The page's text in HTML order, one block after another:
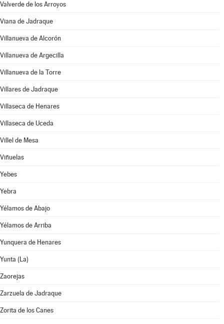
Valverde de los Arroyos
Viana de Jadraque
Villanueva de Alcorón
Villanueva de Argecilla
Villanueva de la Torre
Villares de Jadraque
Villaseca de Henares
Villaseca de Uceda
Villel de Mesa
Viñuelas
Yebes
Yebra
Yélamos de Abajo
Yélamos de Arriba
Yunquera de Henares
Yunta (La)
Zaorejas
Zarzuela de Jadraque
Zorita de los Canes